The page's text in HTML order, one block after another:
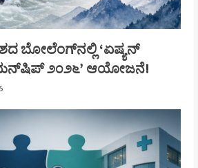
ಬೋಲೆಂಗ್‌ನಲ್ಲಿ ‘ಏಷ್ಯನ್
೨೦೨೬’ ಆಯೋಜನೆ!